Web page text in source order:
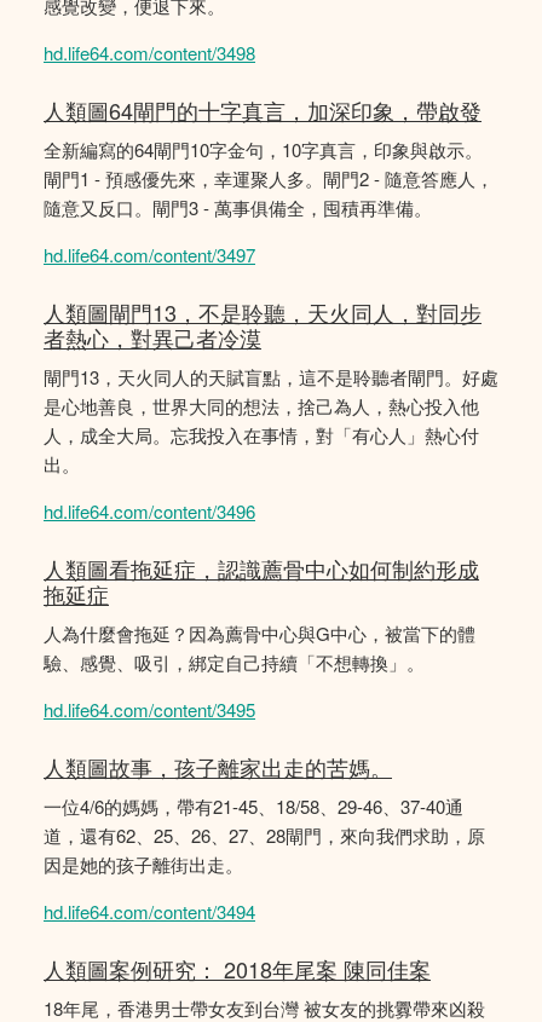
感覺改變，便退下來。
hd.life64.com/content/3498
人類圖64閘門的十字真言，加深印象，帶啟發
全新編寫的64閘門10字金句，10字真言，印象與啟示。
閘門1 - 預感優先來，幸運聚人多。閘門2 - 隨意答應人，
隨意又反口。閘門3 - 萬事俱備全，囤積再準備。
hd.life64.com/content/3497
人類圖閘門13，不是聆聽，天火同人，對同步
者熱心，對異己者冷漠
閘門13，天火同人的天賦盲點，這不是聆聽者閘門。好處
是心地善良，世界大同的想法，捨己為人，熱心投入他
人，成全大局。忘我投入在事情，對「有心人」熱心付
出。
hd.life64.com/content/3496
人類圖看拖延症，認識薦骨中心如何制約形成
拖延症
人為什麼會拖延？因為薦骨中心與G中心，被當下的體
驗、感覺、吸引，綁定自己持續「不想轉換」。
hd.life64.com/content/3495
人類圖故事，孩子離家出走的苦媽。
一位4/6的媽媽，帶有21-45、18/58、29-46、37-40通
道，還有62、25、26、27、28閘門，來向我們求助，原
因是她的孩子離街出走。
hd.life64.com/content/3494
人類圖案例研究： 2018年尾案 陳同佳案
18年尾，香港男士帶女友到台灣 被女友的挑釁帶來凶殺